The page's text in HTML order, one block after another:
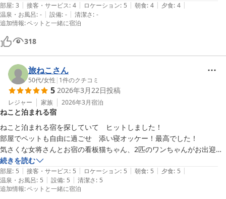
犬に対して，とっても寛容な宿で何でも用意していてくださり犬同伴に
ストレスありません
昼神温泉のお湯は素晴らしいです
お風呂と室内の水、お湯の出が少ないです
館内の設備，老朽化には手が行き届いていないかも
部屋: 3 | 接客・サービス: 4 | ロケーション: 5 | 朝食: 4 | 夕食: 4 |
温泉・お風呂: - | 設備: - | 清潔さ: -
追加情報:ペットと一緒に宿泊
318
旅ねこさん
50代/女性 | 1件のクチコミ
5 2026年3月22日投稿
レジャー 家族 2026年3月宿泊
ねこと泊まれる宿
ねこと泊まれる宿を探していて　ヒットしました！
部屋でペットも自由に過ごせ　添い寝オッケー！最高でした！
気さくな女将さんとお宿の看板猫ちゃん、2匹のワンちゃんがお出迎え
してくれます笑
夕ご飯は部屋食で　ボリューム　品数豊富な美味しい食事がいただけて
家族大満足でした
お宿は少し古いですが　和風でとても落ち着きます
続きを読む
部屋: 5 | 接客・サービス: 5 | ロケーション: 5 | 朝食: 5 | 夕食: 5 |
温泉・お風呂: 5 | 設備: 5 | 清潔さ: 5
追加情報:ペットと一緒に宿泊